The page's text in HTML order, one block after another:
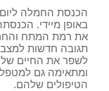
הכנסת החמלה ליום
באופן מיידי.
את רמת המתח
תגובה חדשות
לשפר את החיים
ומתאימה גם
הטיפולים שלהם.